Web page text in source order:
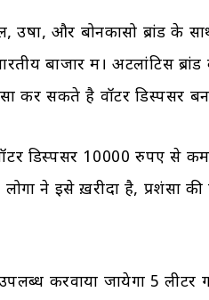
उषा, और बोनकासो ब्रांड के
बाजार में। अटलांटिस
कर सकते है वॉटर डिस्पेंसर
डिस्पेंसर 10000 रुपए से
लोगों ने इसे ख़रीदा है, प्रशंसा
करवाया जायेगा 5